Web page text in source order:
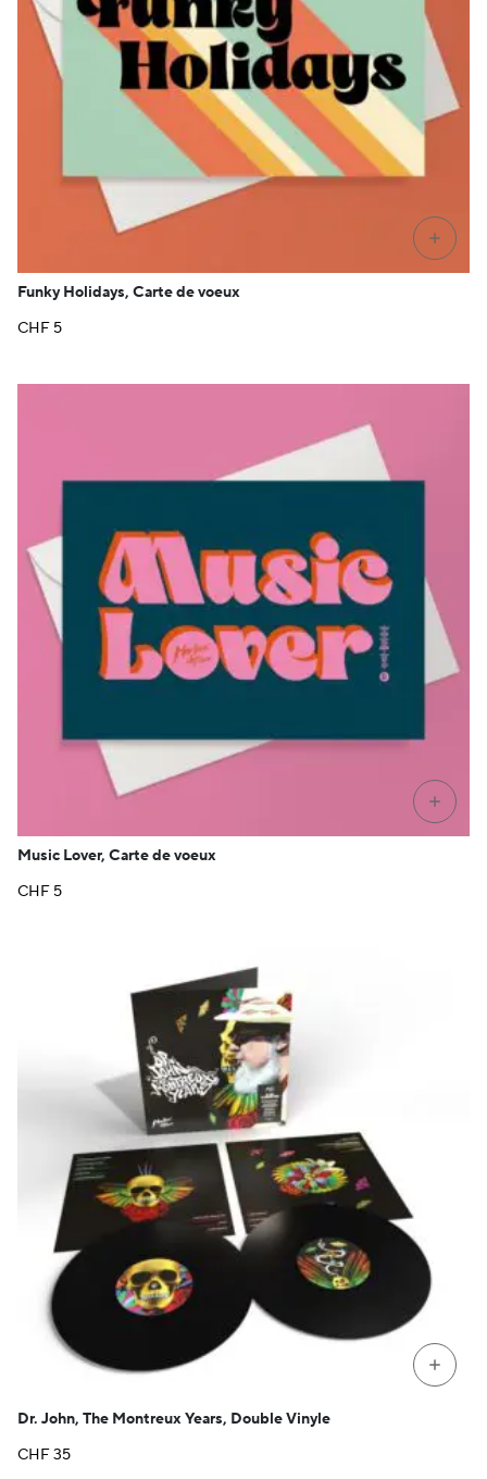
+
Funky Holidays, Carte de voeux
CHF 5
+
Music Lover, Carte de voeux
CHF 5
+
Dr. John, The Montreux Years, Double Vinyle
CHF35